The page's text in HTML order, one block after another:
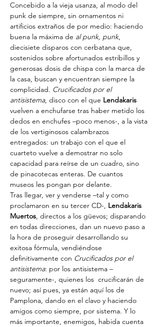
Concebido a la vieja usanza, al modo del
punk de siempre, sin ornamentos ni
artificios extraños de por medio: haciendo
buena la máxima de al punk, punk,
diecisiete disparos con cerbatana que,
sostenidos sobre afortunados estribillos y
generosas dosis de chispa con la marca de
la casa, buscan y encuentran siempre la
complicidad. Crucificados por el
antisistema, disco con el que Lendakaris
vuelven a enchufarse tras haber metido los
dedos en enchufes –poco menos-, a la vista
de los vertiginosos calambrazos
entregados: un trabajo con el que el
cuarteto vuelve a demostrar no solo
capacidad para reírse de un cuadro, sino
de pinacotecas enteras. De cuantos
museos les pongan por delante.
Tras llegar, ver y venderse –tal y como
proclamaron en su tercer CD-, Lendakaris
Muertos, directos a los güevos; disparando
en todas direcciones, dan un nuevo paso a
la hora de proseguir desarrollando su
exitosa fórmula, vendiéndose
definitivamente con Crucificados por el
antisistema: por los antisistema –
seguramente-, quienes los  crucificarán de
nuevo; así pues, ya están aquí los de
Pamplona, dando en el clavo y haciendo
amigos como siempre, por sistema. Y lo
más importante, enemigos, habida cuenta